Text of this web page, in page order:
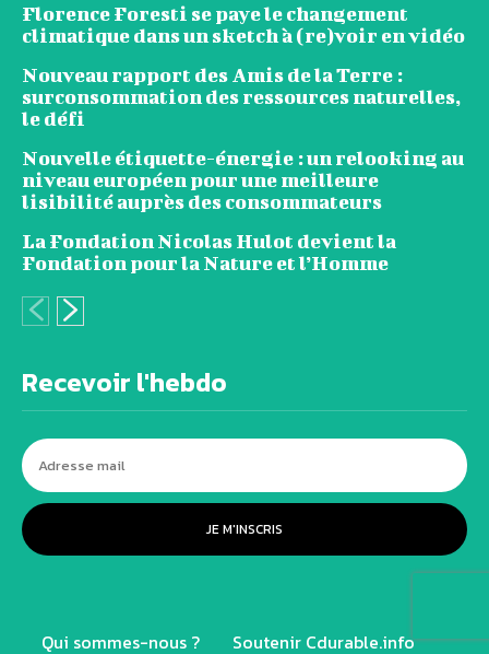
Florence Foresti se paye le changement
climatique dans un sketch à (re)voir en vidéo
Nouveau rapport des Amis de la Terre :
surconsommation des ressources naturelles,
le défi
Nouvelle étiquette-énergie : un relooking au
niveau européen pour une meilleure
lisibilité auprès des consommateurs
La Fondation Nicolas Hulot devient la
Fondation pour la Nature et l’Homme
Recevoir l'hebdo
JE M'INSCRIS
Qui sommes-nous ? Soutenir Cdurable.info